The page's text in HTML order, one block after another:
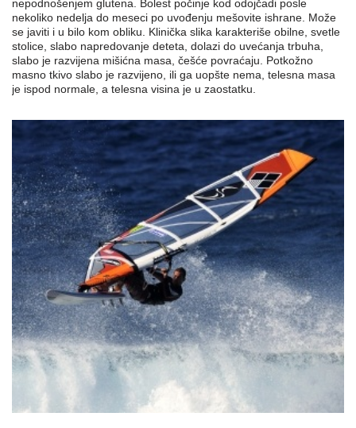
nepodnošenjem glutena. Bolest počinje kod odojčadi posle
nekoliko nedelja do meseci po uvođenju mešovite ishrane. Može
se javiti i u bilo kom obliku. Klinička slika karakteriše obilne, svetle
stolice, slabo napredovanje deteta, dolazi do uvećanja trbuha,
slabo je razvijena mišićna masa, češće povraćaju. Potkožno
masno tkivo slabo je razvijeno, ili ga uopšte nema, telesna masa
je ispod normale, a telesna visina je u zaostatku.